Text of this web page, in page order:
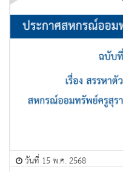
วันที่ 15 พ.ค. 2568